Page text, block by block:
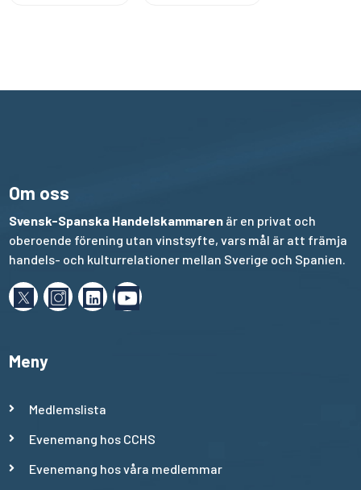
Om oss
Svensk-Spanska Handelskammaren är en privat och
oberoende förening utan vinstsyfte, vars mål är att främja
handels- och kulturrelationer mellan Sverige och Spanien.
Meny
Medlemslista
Evenemang hos CCHS
Evenemang hos våra medlemmar